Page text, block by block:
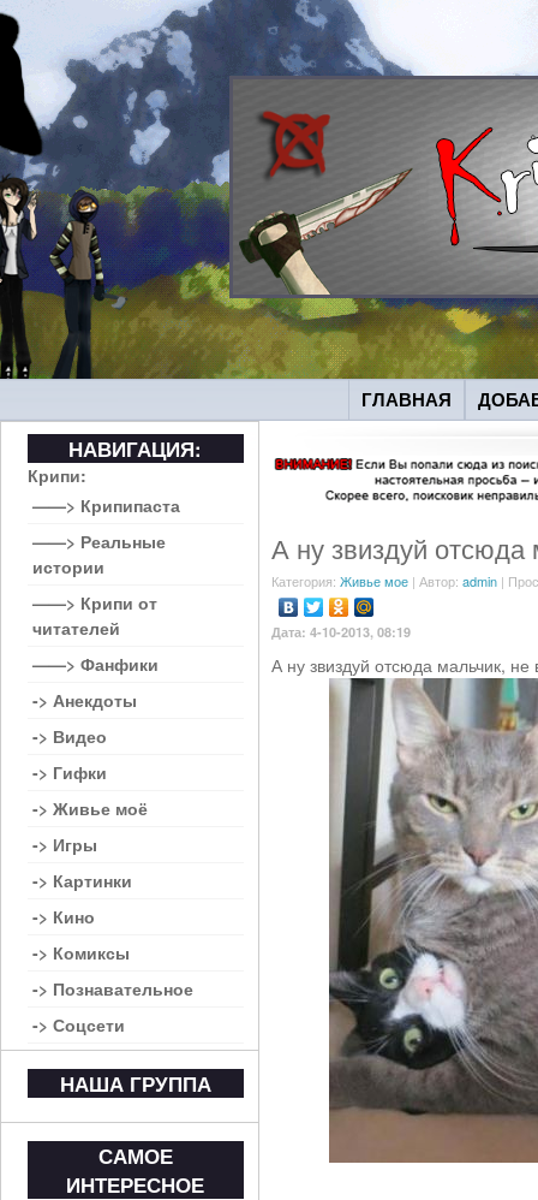
ГЛАВНАЯ
А ну звиздуй отсюда
Категория: Живье мое | Автор: admin |
Дата: 4-10-2013, 08:19
А ну звиздуй отсюда мальчик,
НАВИГАЦИЯ:
Крипи:
——> Крипипаста
——> Реальные
истории
——> Крипи от
читателей
——> Фанфики
-> Анекдоты
-> Видео
-> Гифки
-> Живье моё
-> Игры
-> Картинки
-> Кино
-> Комиксы
-> Познавательное
-> Соцсети
НАША ГРУППА
САМОЕ
ИНТЕРЕСНОЕ